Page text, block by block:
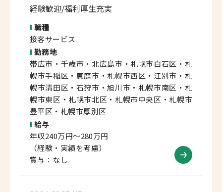
経験歓迎/福利厚生充実
職種
接客サービス
勤務地
帯広市・千歳市・北広島市・札幌市白石区・札
幌市手稲区・恵庭市・札幌市西区・江別市・札
幌市清田区・石狩市・旭川市・札幌市南区・札
幌市東区・札幌市北区・札幌市中央区・札幌市
豊平区・札幌市厚別区
給与
年収240万円～280万円
（経験・実績を考慮）
賞与：なし